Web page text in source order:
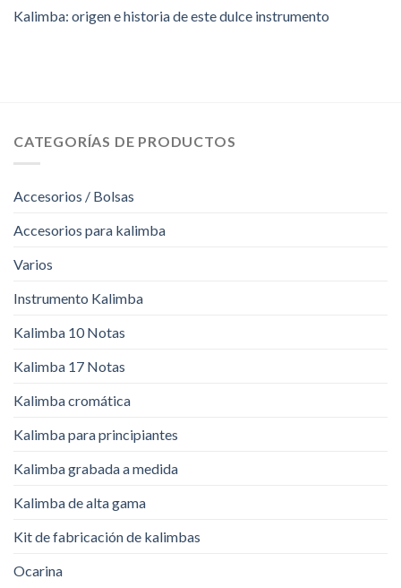
Kalimba: origen e historia de este dulce instrumento
CATEGORÍAS DE PRODUCTOS
Accesorios / Bolsas
Accesorios para kalimba
Varios
Instrumento Kalimba
Kalimba 10 Notas
Kalimba 17 Notas
Kalimba cromática
Kalimba para principiantes
Kalimba grabada a medida
Kalimba de alta gama
Kit de fabricación de kalimbas
Ocarina